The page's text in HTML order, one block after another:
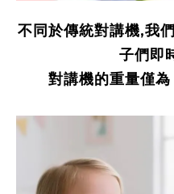
不同於傳統對講機,我
子們即
對講機的重量僅